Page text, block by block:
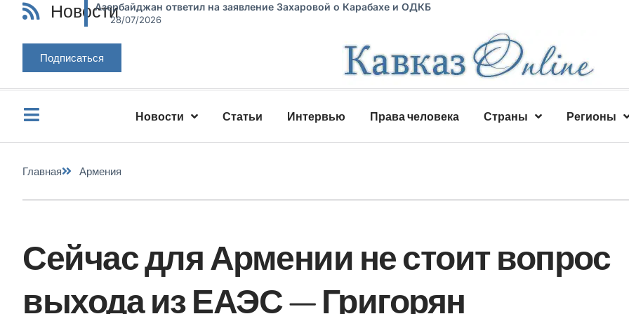
НовостиАзербайджан ответил на заявление Захаровой о Карабахе и ОДКБ
28/07/2026
Подписаться
Новости Статьи Интервью Права человека Страны Регионы
Главная Армения
Сейчас для Армении не стоит вопрос
выхода из ЕАЭС — Григорян